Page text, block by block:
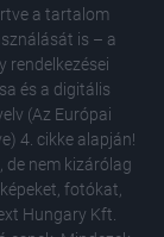
a tartalom
is – a
rendelkezései
és a digitális
(Az Európai
4. cikke alapján!
de nem kizárólag
fotókat,
Hungary Kft.